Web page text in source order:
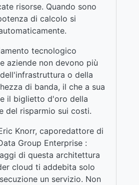
risorse. Quando sono
di calcolo si
tecnologico
aziende non devono più
o della
di banda, il che a sua
il biglietto d'oro della
del risparmio sui costi.
Knorr, caporedattore di
Group Enterprise :
di questa architettura
cloud ti addebita solo
un servizio. Non